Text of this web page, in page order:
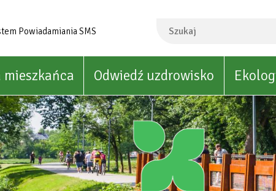
Powiadamiania SMS
mieszkańca Odwiedź uzdrowisko